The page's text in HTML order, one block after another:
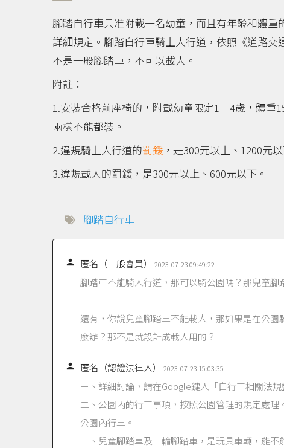
腳踏自行車只准附載一名幼童，而且有年齡和體
詳細規定。腳踏自行車騎上人行道，依照《道路
不是一般腳踏車，不可以載人。
附註：
1.安裝合格前座椅的，附載幼童限定1—4歲，體重
兩樣不能都裝。
2.違規騎上人行道的罰鍰 ，是300元以上、1200元以
3.違規載人的罰鍰，是300元以上、600元以下。
腳踏自行車
 匿名（一般會員） 2023-07-23 09:49:22
腳踏車不能騎人行道，那可以騎公園嗎？那兒童腳
還有，你說兒童腳踏車不能載人，那如果是在公
麼辦？那不是就設計成載人用的？
 匿名（認證法律人） 2023-07-23 15:03:35
ㄧ、詳細討論，請在Google鍵入「自行車相關法
二、公園內的行車事項，按照公園管理的規定處
公園內行車。
三、兒童腳踏車及三輪腳踏車，是玩具車輛，能